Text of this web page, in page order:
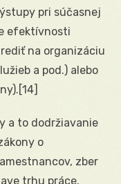
pri súčasnej
efektívnosti
na organizáciu
a pod.) alebo
[14]
a to dodržiavanie
o
zber
trhu práce,